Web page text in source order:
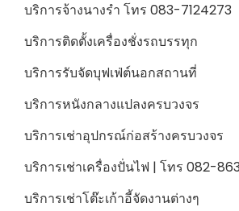
บริการจ้างนางรำ โทร 083-7124273
บริการติดตั้งเครื่องชั่งรถบรรทุก
บริการรับจัดบุฟเฟ่ต์นอกสถานที่
บริการหนังกลางแปลงครบวงจร
บริการเช่าอุปกรณ์ก่อสร้างครบวงจร
บริการเช่าเครื่องปั่นไฟ | โทร 082-
บริการเช่าโต๊ะเก้าอี้จัดงานต่างๆ